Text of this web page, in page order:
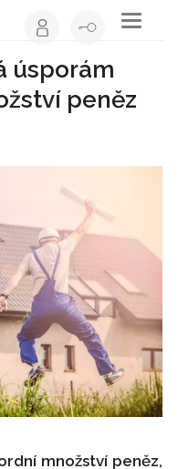
Toggle
úsporám
peněz
množství peněz,